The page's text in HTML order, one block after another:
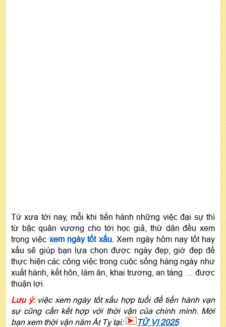
Từ xưa tới nay, mỗi khi tiến hành những việc đại sự thì
từ bậc quân vương cho tới học giả, thứ dân đều xem
trọng việc xem ngày tốt xấu. Xem ngày hôm nay tốt hay
xấu sẽ giúp bạn lựa chọn được ngày đẹp, giờ đẹp để
thực hiện các công việc trong cuộc sống hàng ngày như
xuất hành, kết hôn, làm ăn, khai trương, an táng … được
thuận lợi.
Lưu ý:việc xem ngày tốt xấu hợp tuổi để tiến hành vạn
sự cũng cần kết hợp với thời vận của chính mình. Mời
bạn xem thời vận năm Ất Tỵ tại:
TỬ VI 2025